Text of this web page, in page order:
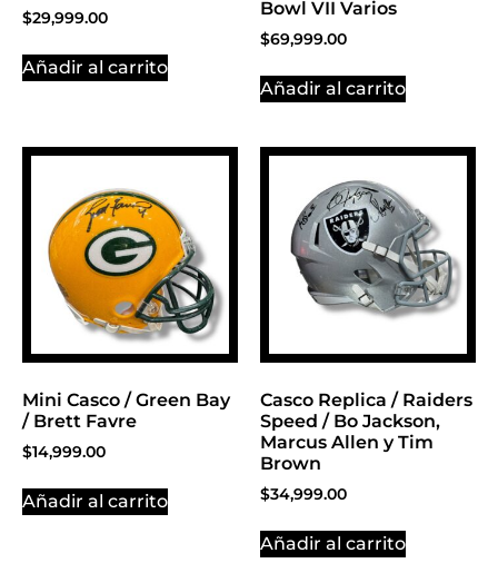
$29,999.00
Añadir al carrito
Bowl VII Varios
$69,999.00
Añadir al carrito
Mini Casco / Green Bay
/ Brett Favre
$14,999.00
Añadir al carrito
Casco Replica / Raiders
Speed / Bo Jackson,
Marcus Allen y Tim
Brown
$34,999.00
Añadir al carrito